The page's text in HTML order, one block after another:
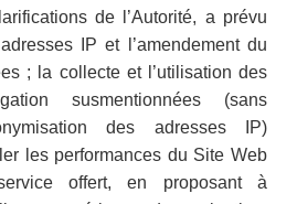
de l’Autorité, a prévu
IP et l’amendement du
; la collecte et l’utilisation des
susmentionnées (sans
des adresses IP)
les performances du Site Web
offert, en proposant à